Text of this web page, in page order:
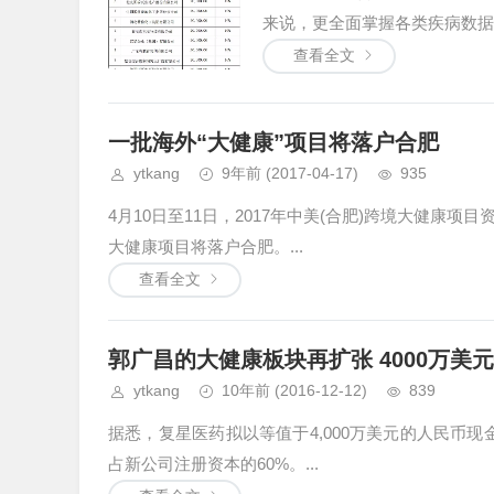
来说，更全面掌握各类疾病数
查看全文
一批海外“大健康”项目将落户合肥
ytkang 9年前 (2017-04-17) 935
4月10日至11日，2017年中美(合肥)跨境大健康项
大健康项目将落户合肥。...
查看全文
郭广昌的大健康板块再扩张 4000万美
ytkang 10年前 (2016-12-12) 839
据悉，复星医药拟以等值于4,000万美元的人民币
占新公司注册资本的60%。...